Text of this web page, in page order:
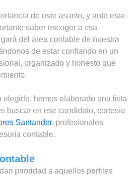
de este asunto, y ante esta
saber escoger a esa
del área contable de nuestra
de estar confiando en un
organizado y honesto que
elegirlo, hemos elaborado una lista
buscar en ese candidato, cortesía
Santander, profesionales
contable.
prioridad a aquellos perfiles